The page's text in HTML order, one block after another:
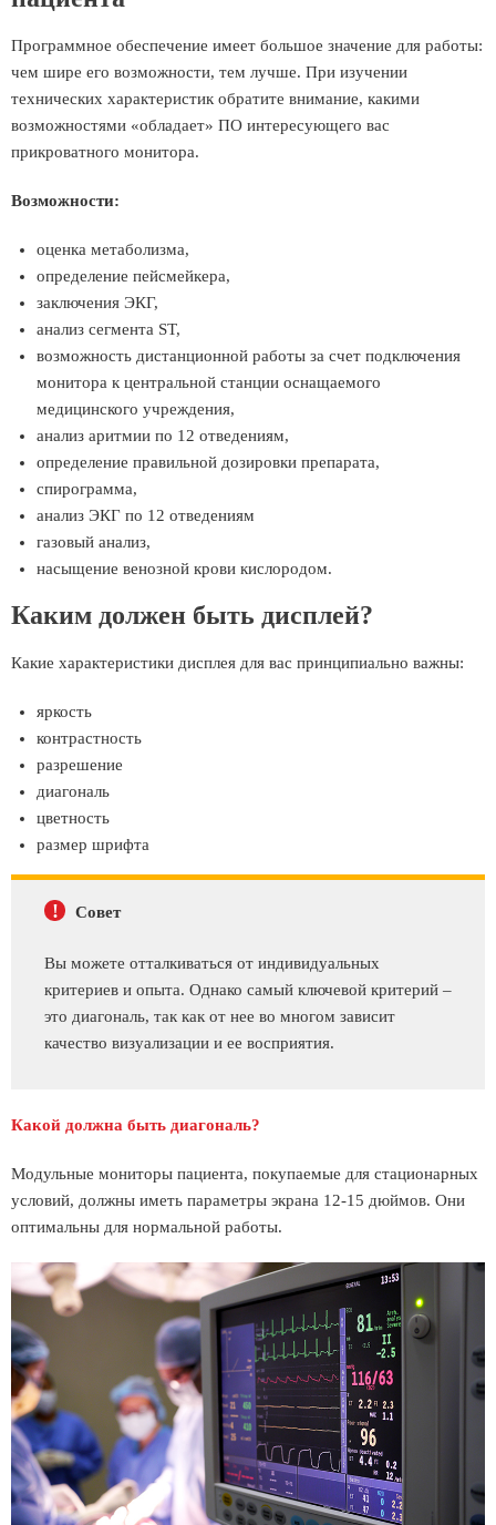
Программное обеспечение имеет большое значение для работы:
чем шире его возможности, тем лучше. При изучении
технических характеристик обратите внимание, какими
возможностями «обладает» ПО интересующего вас
прикроватного монитора.
Возможности:
оценка метаболизма,
определение пейсмейкера,
заключения ЭКГ,
анализ сегмента ST,
возможность дистанционной работы за счет подключения
монитора к центральной станции оснащаемого
медицинского учреждения,
анализ аритмии по 12 отведениям,
определение правильной дозировки препарата,
спирограмма,
анализ ЭКГ по 12 отведениям
газовый анализ,
насыщение венозной крови кислородом.
Каким должен быть дисплей?
Какие характеристики дисплея для вас принципиально важны:
яркость
контрастность
разрешение
диагональ
цветность
размер шрифта
! Совет
Вы можете отталкиваться от индивидуальных
критериев и опыта. Однако самый ключевой критерий –
это диагональ, так как от нее во многом зависит
качество визуализации и ее восприятия.
Какой должна быть диагональ?
Модульные мониторы пациента, покупаемые для стационарных
условий, должны иметь параметры экрана 12-15 дюймов. Они
оптимальны для нормальной работы.